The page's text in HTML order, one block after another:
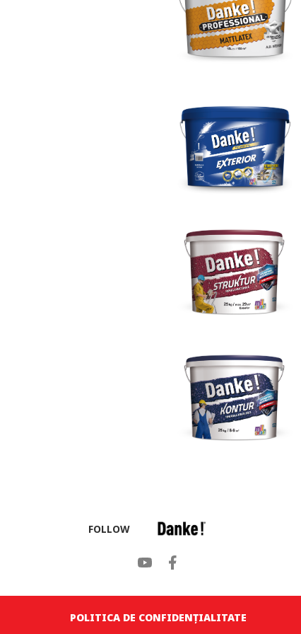
FOLLOW
POLITICA DE CONFIDENȚIALITATE